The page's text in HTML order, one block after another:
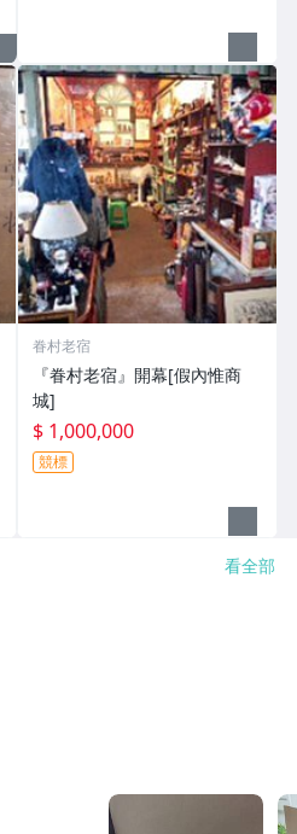
眷村老宿
『眷村老宿』開幕[假內惟商
城]
$ 1,000,000
競標
看全部